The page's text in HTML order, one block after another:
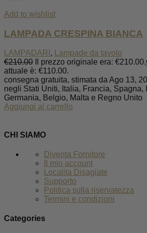
Add to wishlist
LAMPADA CRESPINA BIANCA
LAMPADARI ,
Lampade da tavolo
€210.00 Il prezzo originale era: €210.00.
attuale è: €110.00.
consegna gratuita, stimata da Ago 13,
negli Stati Uniti, Italia, Francia, Spagna,
Germania, Belgio, Malta e Regno Unito
Aggiungi al carrello
CHI SIAMO
Diventa Fornitore
Il mio account
Localita Disagiate
Supporto
Politica sulla riservatezza
Termini e condizioni
Categories